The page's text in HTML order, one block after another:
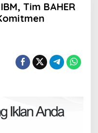
Ikuti
Bimtek
IBM,
BNNK
Tegaskan
Tim BAHER